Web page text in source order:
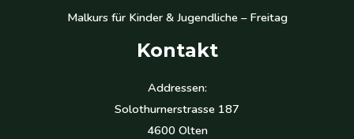
Malkurs für Kinder & Jugendliche – Freitag
Kontakt
Addressen:
Solothurnerstrasse 187
4600 Olten